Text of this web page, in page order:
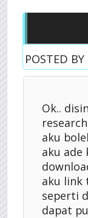
POSTED BY
Ok..
aku
aku ade
aku link
seperti
dapat